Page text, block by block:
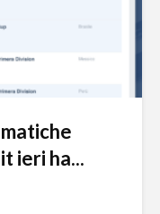
ieri ha...